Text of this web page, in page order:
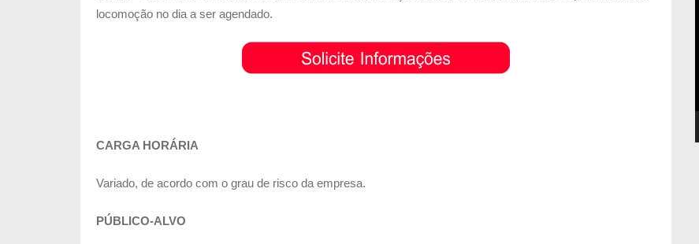
locomoção no dia a ser agendado.
CARGA HORÁRIA
Variado, de acordo com o grau de risco da empresa.
PÚBLICO-ALVO